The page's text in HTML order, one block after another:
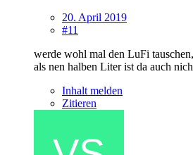
20. April 2019
#11
werde wohl mal den LuFi
als nen halben Liter ist da auch
Inhalt melden
Zitieren